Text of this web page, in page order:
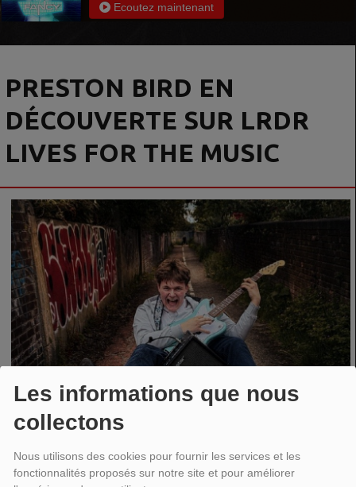
Les informations que nous
collectons
Nous utilisons des cookies pour fournir les services et les
fonctionnalités proposés sur notre site et pour améliorer
Ecoutez maintenant
PRESTON BIRD EN
DÉCOUVERTE SUR LRDR
LIVES FOR THE MUSIC